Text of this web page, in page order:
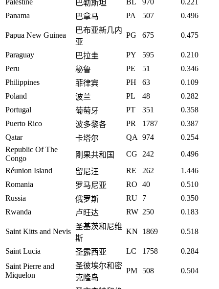
巴勒斯坦
Panama
巴拿马 PA 507 0.496
Papua New Guinea
巴布亚新几内
亚
PG 675 0.475
Paraguay 巴拉圭 PY 595
0.210
Peru
秘鲁 PE 51
0.346
Philippines
菲律宾 PH 63
0.109
Poland
波兰 PL 48
0.282
Portugal
葡萄牙 PT 351
0.358
Puerto Rico
波多黎各 PR 1787
0.387
Qatar
卡塔尔 QA 974
0.254
Republic Of The
Congo
刚果共和国 CG 242
0.496
Réunion Island
留尼汪 RE 262
1.446
Romania
罗马尼亚 RO 40
0.510
Russia
俄罗斯 RU 7
0.350
Rwanda
卢旺达 RW 250 0.183
Saint Kitts and Nevis
圣基茨和尼维
斯
KN 1869 0.518
Saint Lucia 圣露西亚 LC 1758
0.284
Saint Pierre and
Miquelon
圣彼埃尔和密
克隆岛
PM 508 0.504